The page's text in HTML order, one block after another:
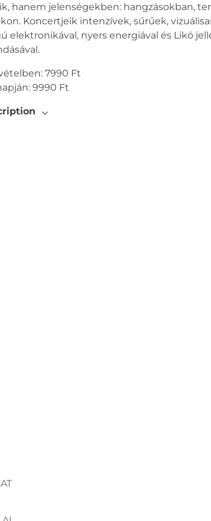
hanem jelenségekben: hangzásokban,
Koncertjeik intenzívek, sűrűek,
elektronikával, nyers energiával és Likó
7990 Ft
9990 Ft